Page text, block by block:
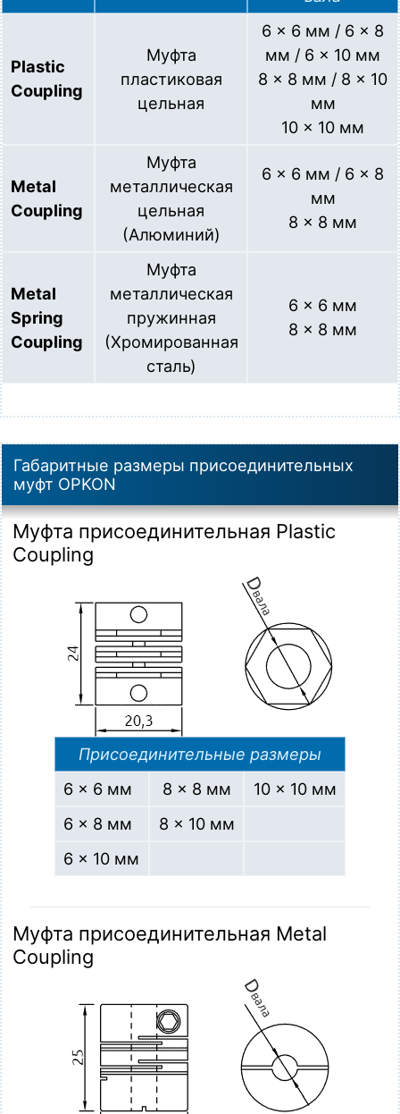
Plastic
Coupling
Муфта
пластиковая
цельная
6 × 6 мм / 6 × 8
мм / 6 × 10 мм
8 × 8 мм / 8 × 10
мм
10 × 10 мм
Metal
Coupling
Муфта
металлическая
цельная
(Алюминий)
6 × 6 мм / 6 × 8
мм
8 × 8 мм
Metal
Spring
Coupling
Муфта
металлическая
пружинная
(Хромированная
сталь)
6 × 6 мм
8 × 8 мм
Габаритные размеры присоединительных
муфт OPKON
Муфта присоединительная Plastic
Coupling
Присоединительные размеры
6 × 6 мм
8 × 8 мм
10 × 10 мм
6 × 8 мм
8 × 10 мм
6 × 10 мм
Муфта присоединительная Metal
Coupling